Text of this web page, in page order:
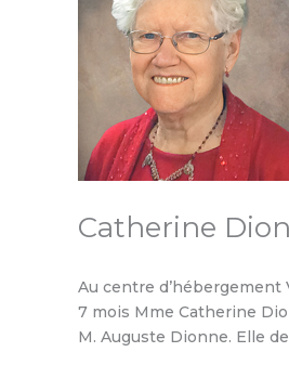
Catherine
Au centre d’hébergement
7 mois Mme Catherine
M. Auguste Dionne. Elle